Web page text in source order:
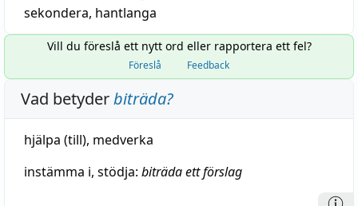
sekondera, hantlanga
Vill du föreslå ett nytt ord eller rapportera ett fel?
Föreslå Feedback
Vad betyderbiträda?
hjälpa (till), medverka
instämma i, stödja: biträda ettförslag